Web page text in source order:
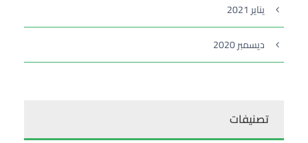
يناير 2021
ديسمبر 2020
تصنيفات